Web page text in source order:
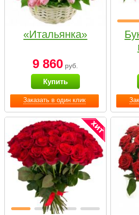
Заказать в один клик
«Итальянка»
9 860 руб.
Купить